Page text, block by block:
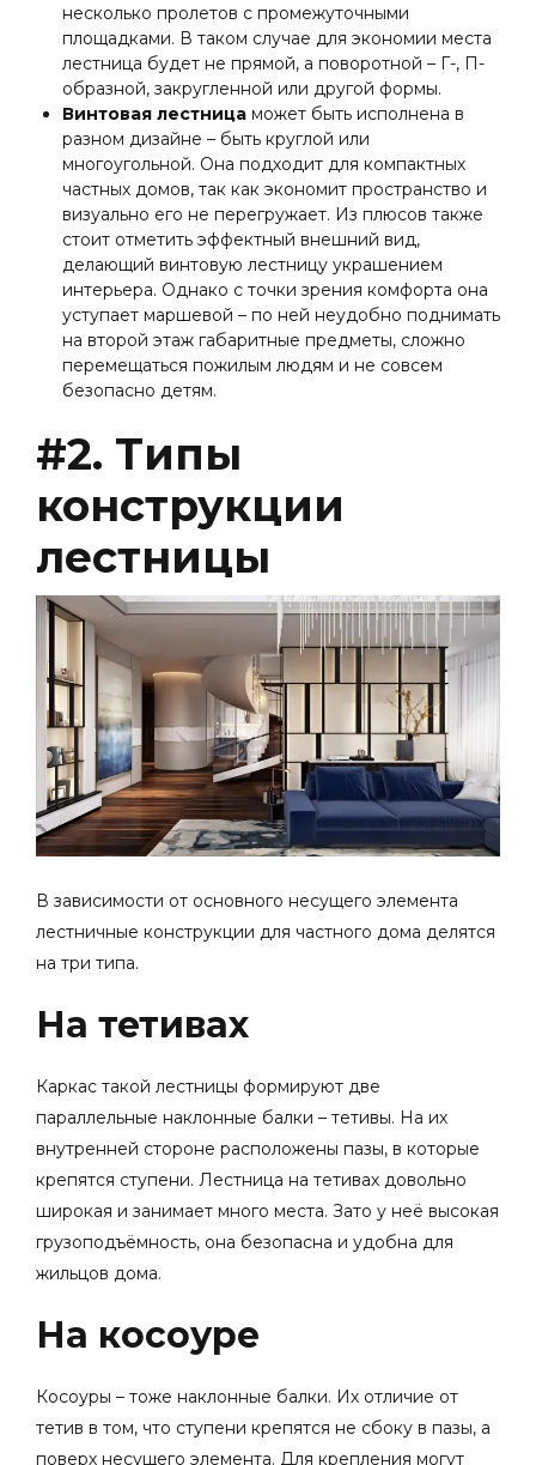
несколько пролетов с промежуточными
площадками. В таком случае для экономии места
лестница будет не прямой, а поворотной – Г-, П-
образной, закругленной или другой формы.
Винтовая лестница может быть исполнена в
разном дизайне – быть круглой или
многоугольной. Она подходит для компактных
частных домов, так как экономит пространство и
визуально его не перегружает. Из плюсов также
стоит отметить эффектный внешний вид,
делающий винтовую лестницу украшением
интерьера. Однако с точки зрения комфорта она
уступает маршевой – по ней неудобно поднимать
на второй этаж габаритные предметы, сложно
перемещаться пожилым людям и не совсем
безопасно детям.
#2. Типы
конструкции
лестницы
В зависимости от основного несущего элемента
лестничные конструкции для частного дома делятся
на три типа.
На тетивах
Каркас такой лестницы формируют две
параллельные наклонные балки – тетивы. На их
внутренней стороне расположены пазы, в которые
крепятся ступени. Лестница на тетивах довольно
широкая и занимает много места. Зато у неё высокая
грузоподъёмность, она безопасна и удобна для
жильцов дома.
На косоуре
Косоуры – тоже наклонные балки. Их отличие от
тетив в том, что ступени крепятся не сбоку в пазы, а
поверх несущего элемента. Для крепления могут